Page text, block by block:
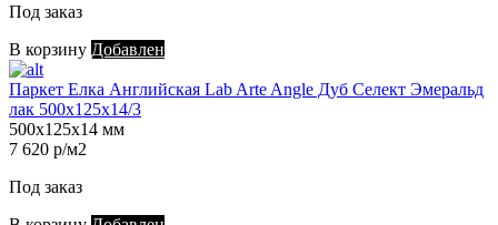
Под заказ
В корзину Добавлен
Паркет Елка Английская Lab Arte Angle Дуб Селект Эмеральд
лак 500х125х14/3
500х125х14 мм
7 620 р/м2
Под заказ